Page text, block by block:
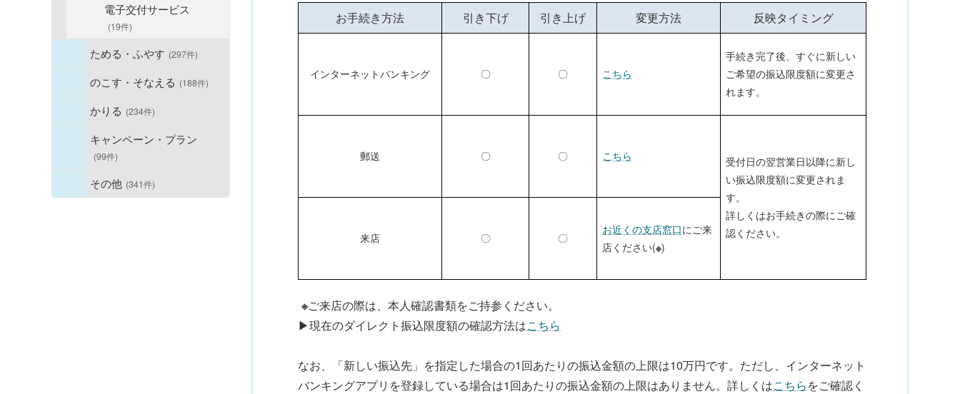
電子交付サービス
(19件)
ためる・ふやす (297件)
のこす・そなえる (188件)
かりる (234件)
キャンペーン・プラン
(99件)
その他 (341件)
お手続き方法 引き下げ 引き上げ 変更方法 反映タイミング
インターネットバンキング 〇 〇 こちら
手続き完了後、すぐに新しい
ご希望の振込限度額に変更さ
れます。
郵送 〇 〇 こちら
受付日の翌営業日以降に新し
い振込限度額に変更されま
す。
詳しくはお手続きの際にご確
認ください。
来店 〇 〇
お近くの支店窓口にご来
店ください(※)
※ご来店の際は、本人確認書類をご持参ください。
▶現在のダイレクト振込限度額の確認方法はこちら
なお、「新しい振込先」を指定した場合の1回あたりの振込金額の上限は10万円です。ただし、インターネット
バンキングアプリを登録している場合は1回あたりの振込金額の上限はありません。詳しくはこちらをご確認く